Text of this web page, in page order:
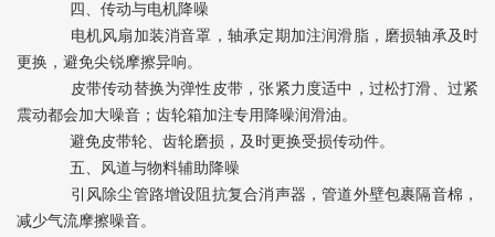
四、传动与电机降噪
电机风扇加装消音罩，轴承定期加注润滑脂，磨损轴承及时
更换，避免尖锐摩擦异响。
皮带传动替换为弹性皮带，张紧力度适中，过松打滑、过紧
震动都会加大噪音；齿轮箱加注专用降噪润滑油。
避免皮带轮、齿轮磨损，及时更换受损传动件。
五、风道与物料辅助降噪
引风除尘管路增设阻抗复合消声器，管道外壁包裹隔音棉，
减少气流摩擦噪音。